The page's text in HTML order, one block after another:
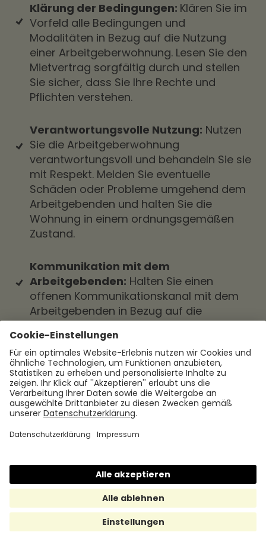
Klärung der Bedingungen: Klären Sie im
Vorfeld alle Bedingungen und
Modalitäten in Bezug auf die Nutzung
einer Arbeitgeberwohnung. Lesen Sie den
Mietvertrag sorgfältig durch und stellen
Sie sicher, dass Sie Ihre Rechte und
Pflichten verstehen.
Verantwortungsvolle Nutzung: Nutzen
Sie die Arbeitgeberwohnung
verantwortungsvoll und behandeln Sie sie
mit Respekt. Melden Sie eventuelle
Schäden oder Probleme umgehend dem
Arbeitgebenden und halten Sie die
Wohnung in einem ordnungsgemäßen
Zustand.
Kommunikation mit dem
Arbeitgebenden: Halten Sie einen
offenen Kommunikationskanal mit dem
Arbeitgebenden in Bezug auf die
Arbeitgeberwohnung aufrecht. Teilen Sie
eventuelle Anliegen oder
Verbesserungsvorschläge mit und klären
Sie Unklarheiten frühzeitig.
Wertschätzung des Angebots:
Schätzen Sie das Angebot einer
Arbeitgeberwohnung als attraktives
finanzielle Situation zu verbessern und
eine bessere Work-Life-Balance zu
erreichen.
Arbeitgeberwohnungen können für